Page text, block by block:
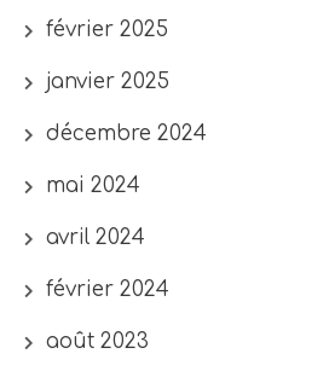
février 2025
janvier 2025
décembre 2024
mai 2024
avril 2024
février 2024
août 2023